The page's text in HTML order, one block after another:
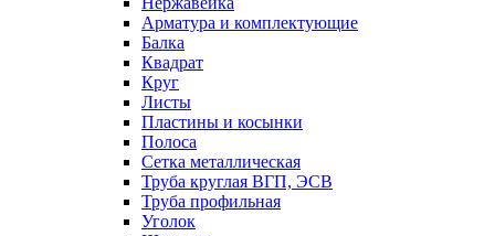
Арматура и комплектующие
Балка
Квадрат
Круг
Листы
Пластины и косынки
Полоса
Сетка металлическая
Труба круглая ВГП, ЭСВ
Труба профильная
Уголок